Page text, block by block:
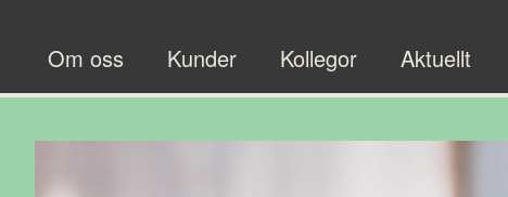
Om oss Kunder Kollegor Aktuellt